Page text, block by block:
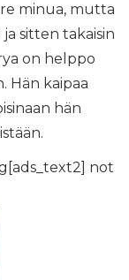
minua, mutta
sitten takaisin
on helppo
Hän kaipaa
hän
not